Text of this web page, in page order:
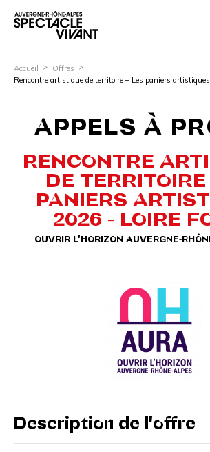
Accueil
Offres
Rencontre artistique de territoire – Les paniers
APPELS À
RENCONTRE
DE
PANIERS
2026 - LOIRE
OUVRIR L'HORIZON AUVERGNE-
Description de l'offre